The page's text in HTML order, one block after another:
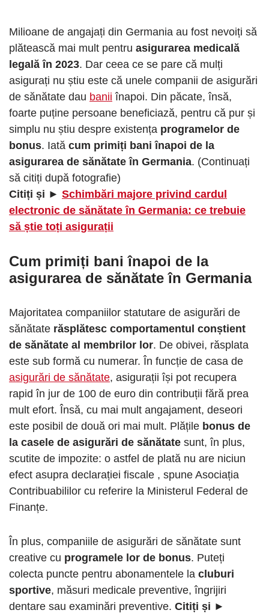
Milioane de angajați din Germania au fost nevoiți să
plătească mai mult pentru asigurarea medicală
legală în 2023. Dar ceea ce se pare că mulți
asigurați nu știu este că unele companii de asigurări
de sănătate dau banii înapoi. Din păcate, însă,
foarte puține persoane beneficiază, pentru că pur și
simplu nu știu despre existența programelor de
bonus. Iată cum primiți bani înapoi de la
asigurarea de sănătate în Germania. (Continuați
să citiți după fotografie)
Citiți și ► Schimbări majore privind cardul
electronic de sănătate în Germania: ce trebuie
să știe toți asigurații
Cum primiți bani înapoi de la
asigurarea de sănătate în Germania
Majoritatea companiilor statutare de asigurări de
sănătate răsplătesc comportamentul conștient
de sănătate al membrilor lor. De obivei, răsplata
este sub formă cu numerar. În funcție de casa de
asigurări de sănătate, asigurații își pot recupera
rapid în jur de 100 de euro din contribuții fără prea
mult efort. Însă, cu mai mult angajament, deseori
este posibil de două ori mai mult. Plățile bonus de
la casele de asigurări de sănătate sunt, în plus,
scutite de impozite: o astfel de plată nu are niciun
efect asupra declarației fiscale , spune Asociația
Contribuabililor cu referire la Ministerul Federal de
Finanțe.
În plus, companiile de asigurări de sănătate sunt
creative cu programele lor de bonus. Puteți
colecta puncte pentru abonamentele la cluburi
sportive, măsuri medicale preventive, îngrijiri
dentare sau examinări preventive. Citiți și ►